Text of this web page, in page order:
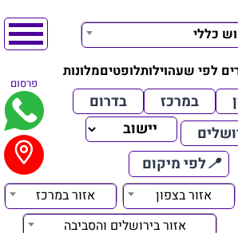
כללי
לפי שעהוילותלופטיםמלונות
פרסום
במרכז
בדרום
📍לפי מיקום
אזור בצפון
אזור במרכז
אזור בירושלים והסביבה